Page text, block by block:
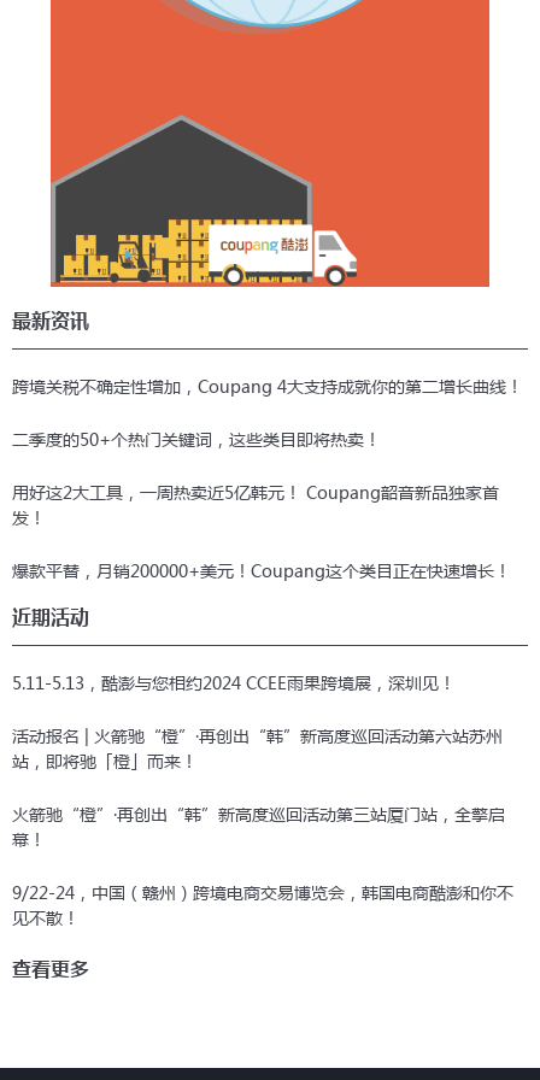
最新资讯
跨境关税不确定性增加，Coupang 4大支持成就你的第二增长曲线！
二季度的50+个热门关键词，这些类目即将热卖！
用好这2大工具，一周热卖近5亿韩元！ Coupang韶音新品独家首
发！
爆款平替，月销200000+美元！Coupang这个类目正在快速增长！
近期活动
5.11-5.13，酷澎与您相约2024 CCEE雨果跨境展，深圳见！
活动报名 | 火箭驰“橙”·再创出“韩”新高度巡回活动第六站苏州
站，即将驰「橙」而来！
火箭驰“橙”·再创出“韩”新高度巡回活动第三站厦门站，全擎启
幕！
9/22-24，中国（赣州）跨境电商交易博览会，韩国电商酷澎和你不
见不散！
查看更多